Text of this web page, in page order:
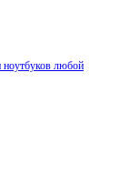
ноутбуков любой